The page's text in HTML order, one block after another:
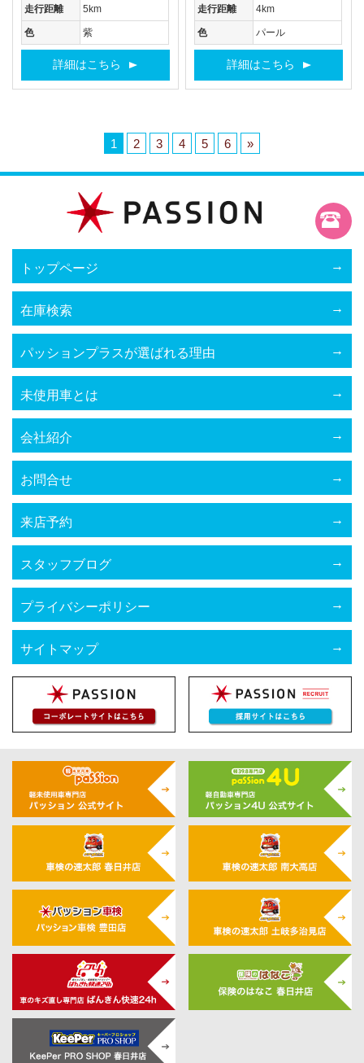
走行距離 5km
色 紫
詳細はこちら
走行距離 4km
色 パール
詳細はこちら
1 2 3 4 5 6 »
トップページ
在庫検索
パッションプラスが選ばれる理由
未使用車とは
会社紹介
お問合せ
来店予約
スタッフブログ
プライバシーポリシー
サイトマップ